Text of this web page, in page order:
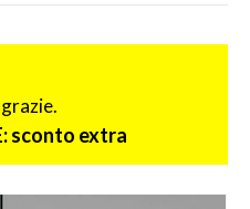
sconto extra